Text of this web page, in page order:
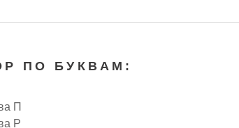
ПО БУКВАМ:
П
Р